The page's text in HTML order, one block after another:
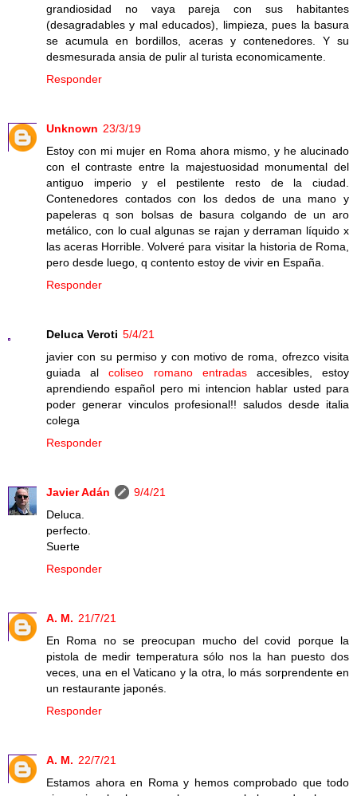
grandiosidad no vaya pareja con sus habitantes
(desagradables y mal educados), limpieza, pues la basura
se acumula en bordillos, aceras y contenedores. Y su
desmesurada ansia de pulir al turista economicamente.
Responder
Unknown 23/3/19
Estoy con mi mujer en Roma ahora mismo, y he alucinado
con el contraste entre la majestuosidad monumental del
antiguo imperio y el pestilente resto de la ciudad.
Contenedores contados con los dedos de una mano y
papeleras q son bolsas de basura colgando de un aro
metálico, con lo cual algunas se rajan y derraman líquido x
las aceras Horrible. Volveré para visitar la historia de Roma,
pero desde luego, q contento estoy de vivir en España.
Responder
Deluca Veroti 5/4/21
javier con su permiso y con motivo de roma, ofrezco visita
guiada alcoliseo romano entradasaccesibles, estoy
aprendiendo español pero mi intencion hablar usted para
poder generar vinculos profesional!! saludos desde italia
colega
Responder
Javier Adán
9/4/21
Deluca.
perfecto.
Suerte
Responder
A. M. 21/7/21
En Roma no se preocupan mucho del covid porque la
pistola de medir temperatura sólo nos la han puesto dos
veces, una en el Vaticano y la otra, lo más sorprendente en
un restaurante japonés.
Responder
A. M. 22/7/21
Estamos ahora en Roma y hemos comprobado que todo